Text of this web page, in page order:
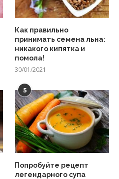
Как правильно
принимать семена льна:
никакого кипятка и
помола!
30/01/2021
5
Попробуйте рецепт
легендарного супа